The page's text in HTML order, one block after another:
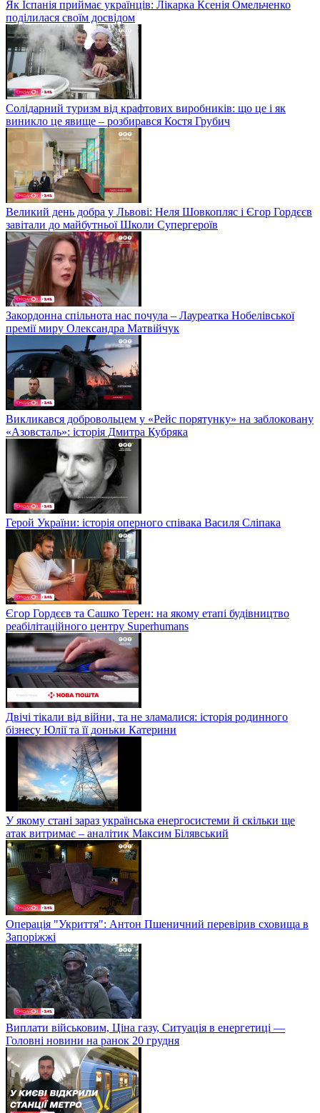
Як Іспанія приймає українців: Лікарка Ксенія Омельченко
поділилася своїм досвідом
Солідарний туризм від крафтових виробників: що це і як
виникло це явище – розбирався Костя Грубич
Великий день добра у Львові: Неля Шовкопляс і Єгор Гордєєв
завітали до майбутньої Школи Супергероїв
Закордонна спільнота нас почула – Лауреатка Нобелівської
премії миру Олександра Матвійчук
Викликався добровольцем у «Рейс порятунку» на заблоковану
«Азовсталь»: історія Дмитра Кубряка
Герой України: історія оперного співака Василя Сліпака
Єгор Гордєєв та Сашко Терен: на якому етапі будівництво
реабілітаційного центру Superhumans
Двічі тікали від війни, та не зламалися: історія родинного
бізнесу Юлії та її доньки Катерини
У якому стані зараз українська енергосистеми й скільки ще
атак витримає – аналітик Максим Білявський
Операція "Укриття": Антон Пшеничний перевірив сховища в
Запоріжжі
Виплати військовим, Ціна газу, Ситуація в енергетиці —
Головні новини на ранок 20 грудня